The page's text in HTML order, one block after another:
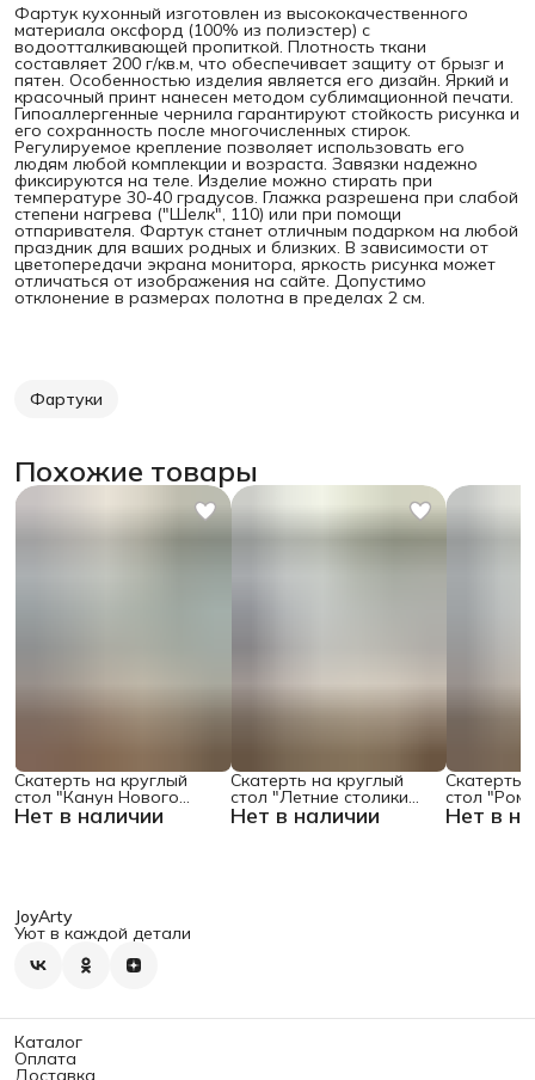
Фартук кухонный изготовлен из высококачественного
материала оксфорд (100% из полиэстер) с
водоотталкивающей пропиткой. Плотность ткани
составляет 200 г/кв.м, что обеспечивает защиту от брызг и
пятен. Особенностью изделия является его дизайн. Яркий и
красочный принт нанесен методом сублимационной печати.
Гипоаллергенные чернила гарантируют стойкость рисунка и
его сохранность после многочисленных стирок.
Регулируемое крепление позволяет использовать его
людям любой комплекции и возраста. Завязки надежно
фиксируются на теле. Изделие можно стирать при
температуре 30-40 градусов. Глажка разрешена при слабой
степени нагрева ("Шелк", 110) или при помощи
отпаривателя. Фартук станет отличным подарком на любой
праздник для ваших родных и близких. В зависимости от
цветопередачи экрана монитора, яркость рисунка может
отличаться от изображения на сайте. Допустимо
отклонение в размерах полотна в пределах 2 см.
Фартуки
Похожие товары
Нет в наличии
Скатерть на круглый
стол "Канун Нового
Года", 150х150 , серия Нет в наличии
Скатерть на круглый
стол "Летние столики
кафе", 150х150 Нет в
Скатерть
стол
поляне",
JoyArty
Уют в каждой детали
Каталог
Оплата
Доставка